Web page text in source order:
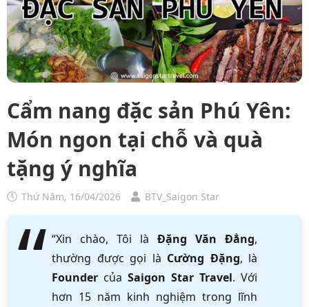
Cẩm nang đặc sản Phú Yên:
Món ngon tại chỗ và quà
tặng ý nghĩa
Thứ Năm, 16/04/2026 BTV_Saigon Star
“Xin chào, Tôi là Đặng Văn Đẳng,
thường được gọi là Cường Đặng, là
Founder của Saigon Star Travel. Với
hơn 15 năm kinh nghiệm trong lĩnh